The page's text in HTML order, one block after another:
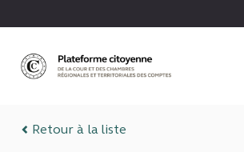
Retour à la liste